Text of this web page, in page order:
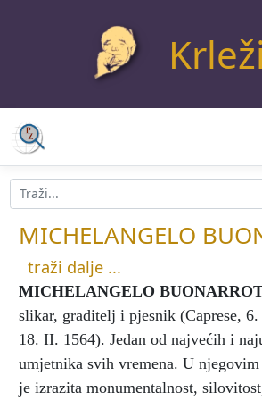
MICHELANGELO
traži dalje ...
MICHELANGELO
slikar, graditelj i pjesnik (Caprese,
18. II. 1564). Jedan od najvećih i
umjetnika svih vremena. U
je izrazita monumentalnost,